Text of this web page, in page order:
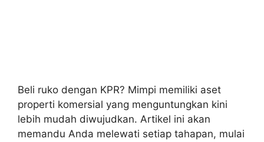
Beli ruko dengan KPR? Mimpi memiliki aset
properti komersial yang menguntungkan kini
lebih mudah diwujudkan. Artikel ini akan
memandu Anda melewati setiap tahapan, mulai